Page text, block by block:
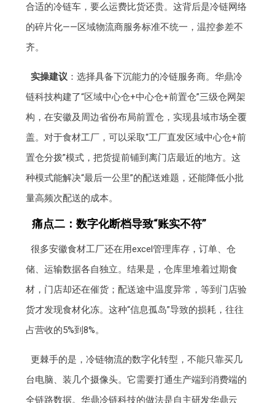
合适的冷链车，要么运费比货还贵。这背后是冷链网络
的碎片化——区域物流商服务标准不统一，温控参差不
齐。
实操建议 ：选择具备下沉能力的冷链服务商。华鼎冷
链科技构建了“区域中心仓+中心仓+前置仓”三级仓网架
构，在安徽及周边省份布局前置仓，实现县域市场全覆
盖。对于食材工厂，可以采取“工厂直发区域中心仓+前
置仓分拨”模式，把货提前铺到离门店最近的地方。这
种模式能解决“最后一公里”的配送难题，还能降低小批
量高频次配送的成本。
痛点二：数字化断档导致“账实不符”
很多安徽食材工厂还在用excel管理库存，订单、仓
储、运输数据各自独立。结果是，仓库里堆着过期食
材，门店却还在催货；配送途中温度异常，等到门店验
货才发现食材化冻。这种“信息孤岛”导致的损耗，往往
占营收的5%到8%。
更棘手的是，冷链物流的数字化转型，不能只靠买几
台电脑、装几个摄像头。它需要打通生产端到消费端的
全链路数据。华鼎冷链科技的做法是自主研发华鼎云